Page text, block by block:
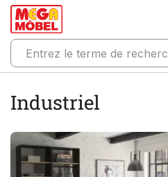
Industriel